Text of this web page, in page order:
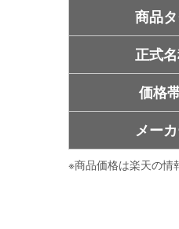
商品
正式
価格
メー
※商品価格は楽天の情